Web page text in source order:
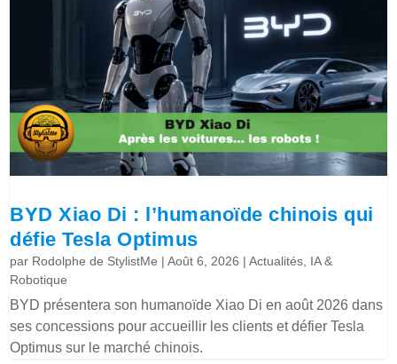
BYD Xiao Di : l’humanoïde chinois qui
défie Tesla Optimus
par Rodolphe de StylistMe |Août 6, 2026 |Actualités IA &
Robotique
BYD présentera son humanoïde Xiao Di en août 2026 dans
ses concessions pour accueillir les clients et défier Tesla
Optimus sur le marché chinois.